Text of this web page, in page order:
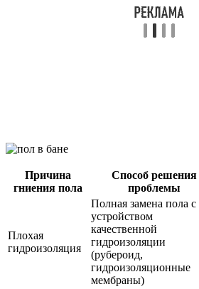
Причина
гниения пола
Способ решения
проблемы
Плохая
гидроизоляция
Полная замена пола с
устройством
качественной
гидроизоляции
(рубероид,
гидроизоляционные
мембраны)